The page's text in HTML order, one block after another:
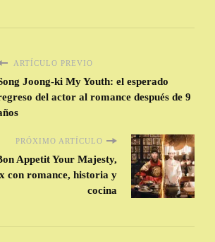
ARTÍCULO PREVIO
Joong-ki My Youth: el esperado
del actor al romance después de 9
PRÓXIMO ARTÍCULO
Appetit Your Majesty,
con romance, historia y
cocina